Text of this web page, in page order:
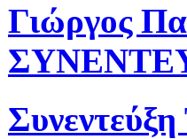
Γιώργος